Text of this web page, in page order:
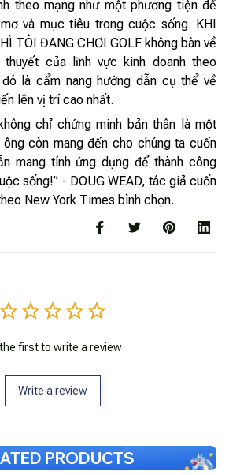
theo mạng như một phương tiện để
và mục tiêu trong cuộc sống. KHI
TÔI ĐANG CHƠI GOLF không bàn về
thuyết của lĩnh vực kinh doanh theo
là cẩm nang hướng dẫn cụ thể về
lên vị trí cao nhất.
chỉ chứng minh bản thân là một
còn mang đến cho chúng ta cuốn
mang tính ứng dụng để thành công
sống!” - DOUG WEAD, tác giả cuốn
New York Times bình chọn.
the first to write a review
Write a review
PRODUCTS